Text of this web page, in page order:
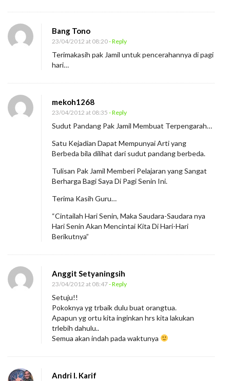
Bang Tono
23/04/2012 at 08:20- Reply
Terimakasih pak Jamil untuk pencerahannya di pagi
hari…
mekoh1268
23/04/2012 at 08:35 - Reply
Sudut Pandang Pak Jamil Membuat Terpengarah…
Satu Kejadian Dapat Mempunyai Arti yang
Berbeda bila dilihat dari sudut pandang berbeda.
Tulisan Pak Jamil Memberi Pelajaran yang Sangat
Berharga Bagi Saya Di Pagi Senin Ini.
Terima Kasih Guru…
“Cintailah Hari Senin, Maka Saudara-Saudara nya
Hari Senin Akan Mencintai Kita Di Hari-Hari
Berikutnya”
Anggit Setyaningsih
23/04/2012 at 08:47- Reply
Setuju!!
Pokoknya yg trbaik dulu buat orangtua.
Apapun yg ortu kita inginkan hrs kita lakukan
trlebih dahulu..
Semua akan indah pada waktunya
Andri I. Karif